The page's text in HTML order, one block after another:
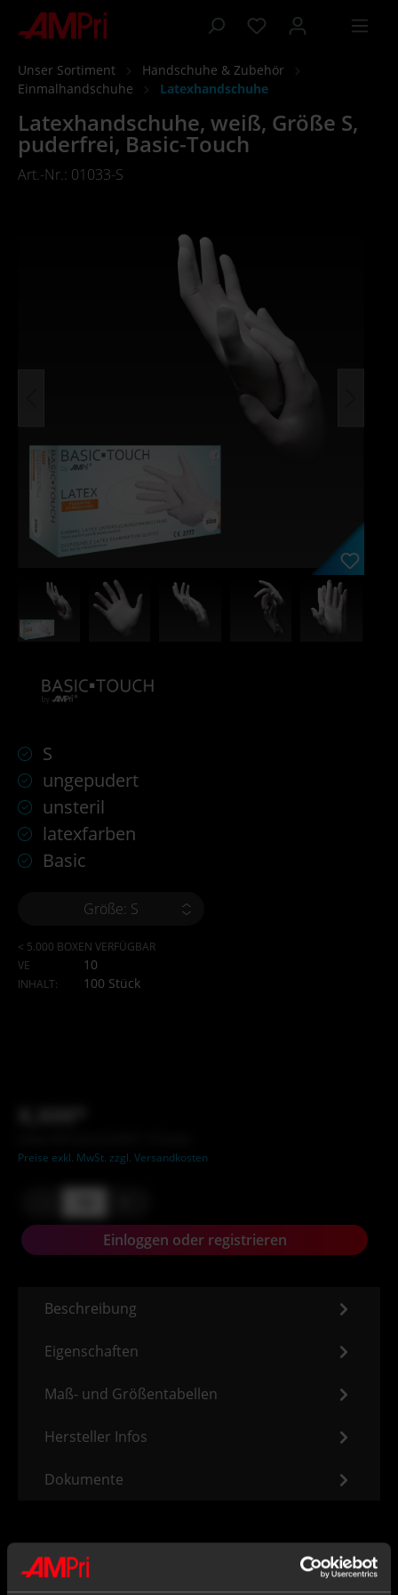
springen
Unser Sortiment
Handschuhe & Zubehör
Einmalhandschuhe
Latexhandschuhe
Latexhandschuhe, weiß, Größe S,
puderfrei, Basic-Touch
Art.-Nr.: 01033-S
S
ungepudert
unsteril
latexfarben
Basic
Größe: S
< 5.000 BOXEN VERFÜGBAR
VE
10
INHALT: 100 Stück
Preise exkl. MwSt. zzgl. Versandkosten
Einloggen oder registrieren
Beschreibung
Eigenschaften
Maß- und Größentabellen
Hersteller Infos
Dokumente